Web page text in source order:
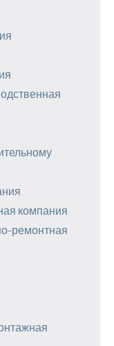
компания
ремонтная